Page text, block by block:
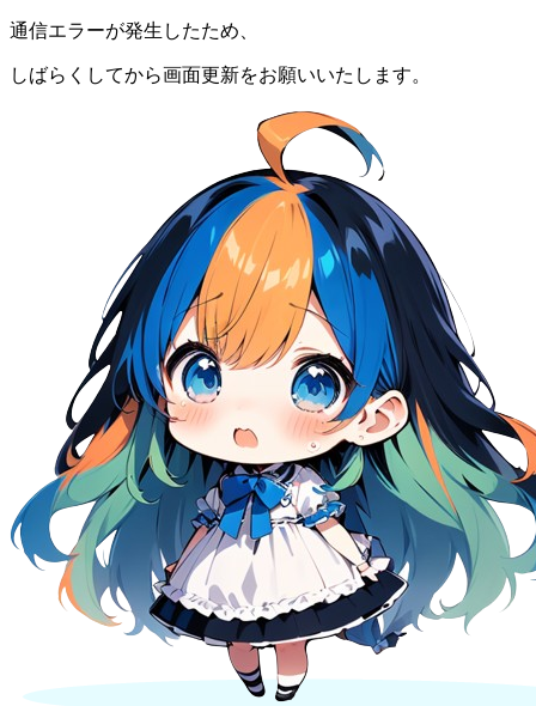
通信エラーが発生したため、
しばらくしてから画面更新をお願いいたします。